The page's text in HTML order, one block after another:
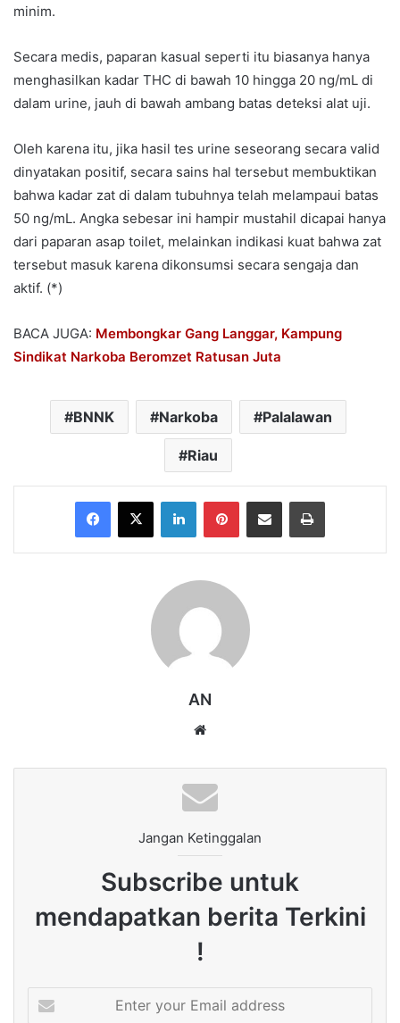
minim.
Secara medis, paparan kasual seperti itu biasanya hanya
menghasilkan kadar THC di bawah 10 hingga 20 ng/mL di
dalam urine, jauh di bawah ambang batas deteksi alat uji.
Oleh karena itu, jika hasil tes urine seseorang secara valid
dinyatakan positif, secara sains hal tersebut membuktikan
bahwa kadar zat di dalam tubuhnya telah melampaui batas
50 ng/mL. Angka sebesar ini hampir mustahil dicapai hanya
dari paparan asap toilet, melainkan indikasi kuat bahwa zat
tersebut masuk karena dikonsumsi secara sengaja dan
aktif. (*)
BACA JUGA: Membongkar Gang Langgar, Kampung
Sindikat Narkoba Beromzet Ratusan Juta
BNNK Narkoba Palalawan
Riau
Facebook
X LinkedInPinterestShare via Email Print
AN
Jangan Ketinggalan
Subscribe untuk
mendapatkan berita Terkini
!
your